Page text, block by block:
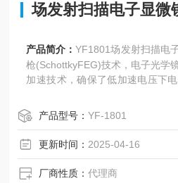
场发射扫描电子显微
产品简介：YF1801场发射扫描电
枪(SchottkyFEG)技术，电子光学
加速技术，确保了低加速电压下
从样品中激发出的的多种电子信
样品的微观形貌和结构信息。
产品型号：YF-1801
更新时间： 2025-04-16
厂商性质：代理商